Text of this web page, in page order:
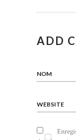
ADD
NOM
WEBSITE